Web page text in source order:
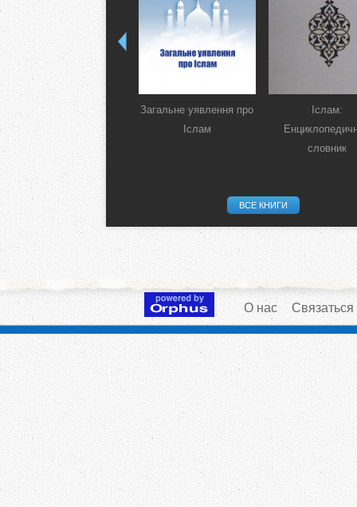
Загальне уявлення про
Іслам
Іслам:
словник
ВСЕ КНИГИ
О нас